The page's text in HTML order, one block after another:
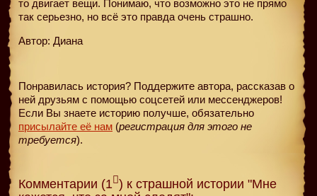
то двигает вещи. Понимаю, что возможно это не прямо
так серьезно, но всё это правда очень страшно.
Автор: Диана
Понравилась история? Поддержите автора, рассказав о
ней друзьям с помощью соцсетей или мессенджеров!
Если Вы знаете историю получше, обязательно
присылайте её нам (регистрация для этого не
требуется).
Комментарии (1 ) к страшной истории "Мне